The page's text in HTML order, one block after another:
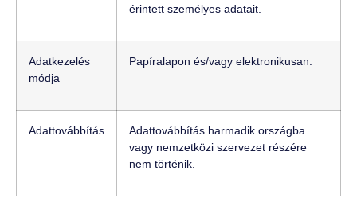
érintett személyes adatait.
Adatkezelés
módja
Papíralapon és/vagy elektronikusan.
Adattovábbítás
Adattovábbítás harmadik országba
vagy nemzetközi szervezet részére
nem történik.